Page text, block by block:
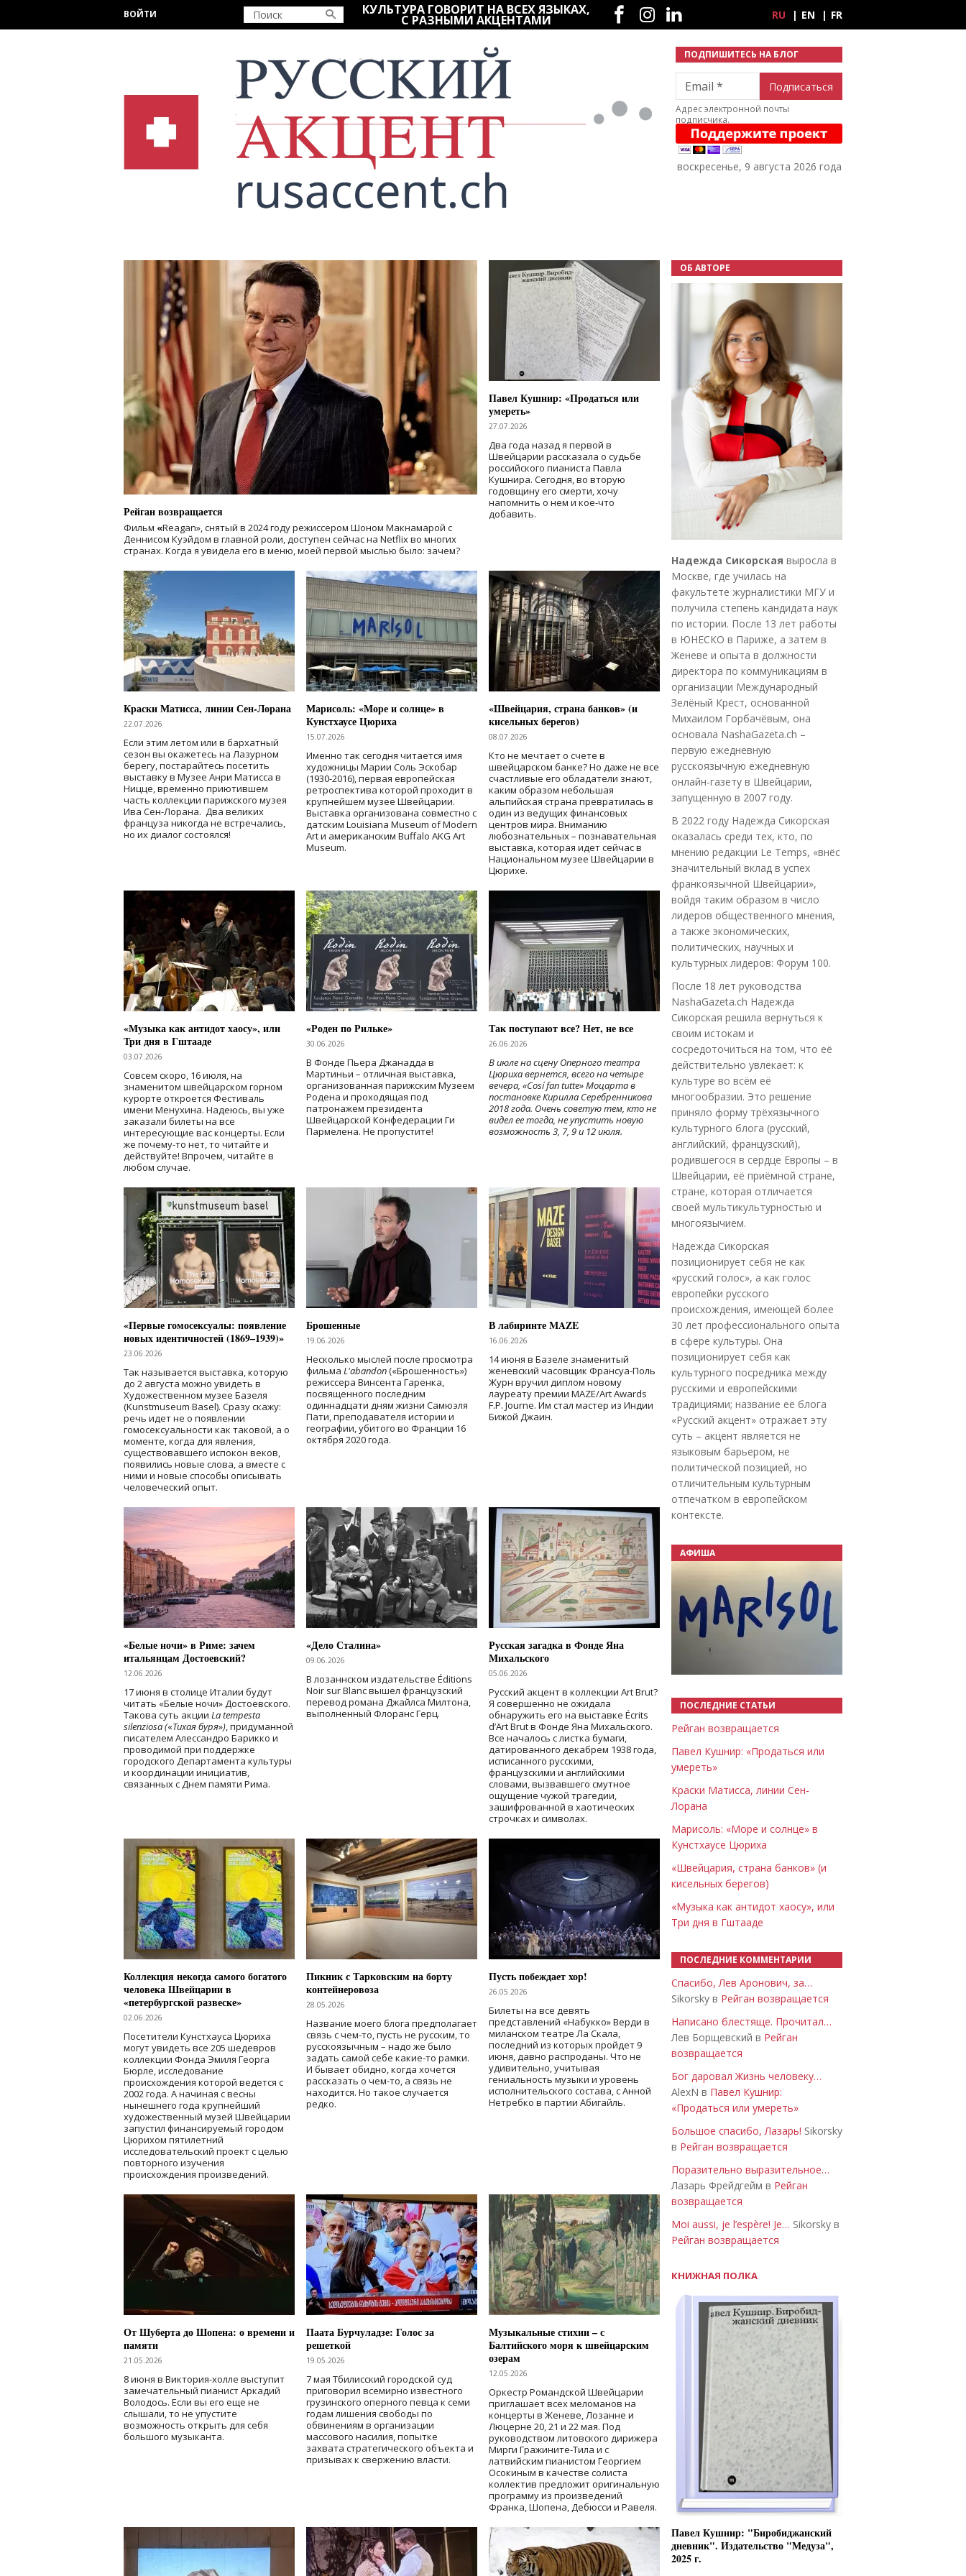
ВОЙТИ КУЛЬТУРА ГОВОРИТ НА ВСЕХ ЯЗЫКАХ,
С РАЗНЫМИ АКЦЕНТАМИ
Социальные сети
RU EN FR
ПОДПИШИТЕСЬ НА БЛОГ
Email
Адрес электронной почты
подписчика.
воскресенье, 9 августа 2026 года
Рейган возвращается
Фильм «Reagan», снятый в 2024 годурежиссером Шоном Макнамарой с
Деннисом Куэйдом в главной роли, доступен сейчас на Netflix во многих
странах. Когда я увидела его в меню, моей первой мыслью было: зачем?
Павел Кушнир: «Продаться или
умереть»
27.07.2026
Два года назад я первой в
Швейцарии рассказала о судьбе
российского пианиста Павла
Кушнира. Сегодня, во вторую
годовщину его смерти, хочу
напомнить о нем и кое-что
добавить.
Краски Матисса, линии Сен-Лорана
22.07.2026
Если этим летом или в бархатный
сезон вы окажетесь на Лазурном
берегу, постарайтесь посетить
выставку в Музее Анри Матисса в
Ницце, временно приютившем
часть коллекции парижского музея
Ива Сен-Лорана. Два великих
француза никогда не встречались,
но их диалог состоялся!
Марисоль: «Море и солнце» в
Кунстхаусе Цюриха
15.07.2026
Именно так сегодня читается имя
художницы Марии Соль Эскобар
(1930-2016), первая европейская
ретроспектива которой проходит в
крупнейшем музее Швейцарии.
Выставка организована совместно с
датским Louisiana Museum of Modern
Art и американским Buffalo AKG Art
Museum.
«Швейцария, страна банков» (и
кисельных берегов)
08.07.2026
Кто не мечтает о счете в
швейцарском банке? Но даже не все
счастливые его обладатели знают,
каким образом небольшая
альпийская страна превратилась в
один из ведущих финансовых
центров мира. Вниманию
любознательных – познавательная
выставка, которая идет сейчас в
Национальном музее Швейцарии в
Цюрихе.
«Музыка как антидот хаосу», или
Три дня в Гштааде
03.07.2026
Совсем скоро, 16 июля, на
знаменитом швейцарском горном
курорте откроется Фестиваль
имени Менухина. Надеюсь, вы уже
заказали билеты на все
интересующие вас концерты. Если
же почему-то нет, то читайте и
действуйте! Впрочем, читайте в
любом случае.
«Роден по Рильке»
30.06.2026
В Фонде Пьера Джанадда в
Мартиньи – отличная выставка,
организованная парижским Музеем
Родена и проходящая под
патронажем президента
Швейцарской Конфедерации Ги
Пармелена. Не пропустите!
Так поступают все? Нет, не все
26.06.2026
В июле на сцену Оперного театра
Цюриха вернется, всего на четыре
вечера, «Cosí fan tutte» Моцарта в
постановке Кирилла Серебренникова
2018 года. Очень советую тем, кто не
видел ее тогда, не упустить новую
возможность 3, 7, 9 и 12 июля.
«Первые гомосексуалы: появление
новых идентичностей (1869–1939)»
23.06.2026
Так называется выставка, которую
до 2 августа можно увидеть в
Художественном музее Базеля
(Kunstmuseum Basel). Сразу скажу:
речь идет не о появлении
гомосексуальности как таковой, а о
моменте, когда для явления,
существовавшего испокон веков,
появились новые слова, а вместе с
ними и новые способы описывать
человеческий опыт.
Брошенные
19.06.2026
Несколько мыслей после просмотра
фильма L'abandon(«Брошенность»)
режиссера Винсента Гаренка,
посвященного последним
одиннадцати дням жизни Самюэля
Пати, преподавателя истории и
географии, убитого во Франции 16
октября 2020 года.
В лабиринте MAZE
16.06.2026
14 июня в Базеле знаменитый
женевский часовщик Франсуа-Поль
Журн вручил диплом новому
лауреату премии MAZE/Art Awards
F.P. Journe. Им стал мастер из Индии
Бижой Джаин.
«Белые ночи» в Риме: зачем
итальянцам Достоевский?
12.06.2026
17 июня в столице Италии будут
читать «Белые ночи» Достоевского.
Такова суть акции La tempesta
silenziosa («Тихая буря»), придуманной
писателем Алессандро Барикко и
проводимой при поддержке
городского Департамента культуры
и координации инициатив,
связанных с Днем памяти Рима.
«Дело Сталина»
09.06.2026
В лозаннском издательстве Éditions
Noir sur Blanc вышел французский
перевод романа Джайлса Милтона,
выполненный Флоранс Герц.
Русская загадка в Фонде Яна
Михальского
05.06.2026
Русский акцент в коллекции Art Brut?
Я совершенно не ожидала
обнаружить его на выставке Écrits
d’Art Brut в Фонде Яна Михальского.
Все началось с листка бумаги,
датированного декабрем 1938 года,
исписанного русскими,
французскими и английскими
словами, вызвавшего смутное
ощущение чужой трагедии,
зашифрованной в хаотических
строчках и символах.
Коллекция некогда самого богатого
человека Швейцарии в
«петербургской развеске»
02.06.2026
Посетители Кунстхауса Цюриха
могут увидеть все 205 шедевров
коллекции Фонда Эмиля Георга
Бюрле, исследование
происхождения которой ведется с
2002 года. А начиная с весны
нынешнего года крупнейший
художественный музей Швейцарии
запустил финансируемый городом
Цюрихом пятилетний
исследовательский проект с целью
повторного изучения
происхождения произведений.
Пикник с Тарковским на борту
контейнеровоза
28.05.2026
Название моего блога предполагает
связь с чем-то, пусть не русским, то
русскоязычным – надо же было
задать самой себе какие-то рамки.
И бывает обидно, когда хочется
рассказать о чем-то, а связь не
находится. Но такое случается
редко.
Пусть побеждает хор!
26.05.2026
Билеты на все девять
представлений «Набукко» Верди в
миланском театре Ла Скала,
последний из которых пройдет 9
июня, давно распроданы. Что не
удивительно, учитывая
гениальность музыки и уровень
исполнительского состава, с Анной
Нетребко в партии Абигайль.
От Шуберта до Шопена: о времени и
памяти
21.05.2026
8 июня в Виктория-холле выступит
замечательный пианист Аркадий
Володось. Если вы его еще не
слышали, то не упустите
возможность открыть для себя
большого музыканта.
Паата Бурчуладзе: Голос за
решеткой
19.05.2026
7 мая Тбилисский городской суд
приговорил всемирно известного
грузинского оперного певца к семи
годам лишения свободы по
обвинениям в организации
массового насилия, попытке
захвата стратегического объекта и
призывах к свержению власти.
Музыкальные стихии – с
Балтийского моря к швейцарским
озерам
12.05.2026
Оркестр Романдской Швейцарии
приглашает всех меломанов на
концерты в Женеве, Лозанне и
Люцерне 20, 21 и 22 мая. Под
руководством литовского дирижера
Мирги Гражините-Тила и с
латвийским пианистом Георгием
Осокиным в качестве солиста
коллектив предложит оригинальную
программу из произведений
Франка, Шопена, Дебюсси и Равеля.
ОБ АВТОРЕ
Надежда Сикорская выросла в
Москве, где училась на
факультете журналистики МГУ и
получила степень кандидата наук
по истории. После 13 лет работы
в ЮНЕСКО в Париже, а затем в
Женеве и опыта в должности
директора по коммуникациям в
организации Международный
Зелёный Крест, основанной
Михаилом Горбачёвым, она
основала NashaGazeta.ch –
первую ежедневную
русскоязычную ежедневную
онлайн-газету в Швейцарии,
запущенную в 2007 году.
В 2022 году Надежда Сикорская
оказалась среди тех, кто, по
мнению редакции Le Temps, «внёс
значительный вклад в успех
франкоязычной Швейцарии»,
войдя таким образом в число
лидеров общественного мнения,
а также экономических,
политических, научных и
культурных лидеров: Форум 100.
После 18 лет руководства
NashaGazeta.ch Надежда
Сикорская решила вернуться к
своим истокам и
сосредоточиться на том, что её
действительно увлекает: к
культуре во всём её
многообразии. Это решение
приняло форму трёхязычного
культурного блога (русский,
английский, французский),
родившегося в сердце Европы – в
Швейцарии, её приёмной стране,
стране, которая отличается
своей мультикультурностью и
многоязычием.
Надежда Сикорская
позиционирует себя не как
«русский голос», а как голос
европейки русского
происхождения, имеющей более
30 лет профессионального опыта
в сфере культуры. Она
позиционирует себя как
культурного посредника между
русскими и европейскими
традициями; название её блога
«Русский акцент» отражает эту
суть – акцент является не
языковым барьером, не
политической позицией, но
отличительным культурным
отпечатком в европейском
контексте.
АФИША
ПОСЛЕДНИЕ СТАТЬИ
Рейган возвращается
Павел Кушнир: «Продаться или
умереть»
Краски Матисса, линии Сен-
Лорана
Марисоль: «Море и солнце» в
Кунстхаусе Цюриха
«Швейцария, страна банков» (и
кисельных берегов)
«Музыка как антидот хаосу», или
Три дня в Гштааде
ПОСЛЕДНИЕ КОММЕНТАРИИ
Спасибо, Лев Аронович, за…
Sikorsky в Рейган возвращается
Написано блестяще. Прочитал…
Лев Борщевский в Рейган
возвращается
Бог даровал Жизнь человеку…
AlexN в Павел Кушнир:
«Продаться или умереть»
Большое спасибо, Лазарь! Sikorsky
в Рейган возвращается
Поразительно выразительное…
Лазарь Фрейдгейм в Рейган
возвращается
Moi aussi, je l’espère! Je… Sikorsky в
Рейган возвращается
КНИЖНАЯ ПОЛКА
Павел Кушнир: "Биробиджанский
дневник". Издательство "Медуза",
2025 г.